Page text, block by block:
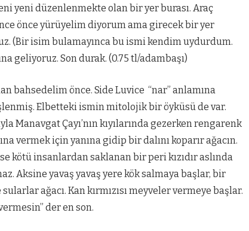
yeni düzenlenmekte olan bir yer burası. Araç
önce yürüyelim diyorum ama girecek bir yer
(Bir isim bulamayınca bu ismi kendim uydurdum.
geliyoruz. Son durak. (0.75 tl/adambaşı)
bahsedelim önce. Side Luvice “nar” anlamına
Elbetteki ismin mitolojik bir öyküsü de var.
Manavgat Çayı’nın kıyılarında gezerken rengarenk
vermek için yanına gidip bir dalını koparır ağacın.
kötü insanlardan saklanan bir peri kızıdır aslında
Aksine yavaş yavaş yere kök salmaya başlar, bir
ağacı. Kan kırmızısı meyveler vermeye başlar.
der en son.